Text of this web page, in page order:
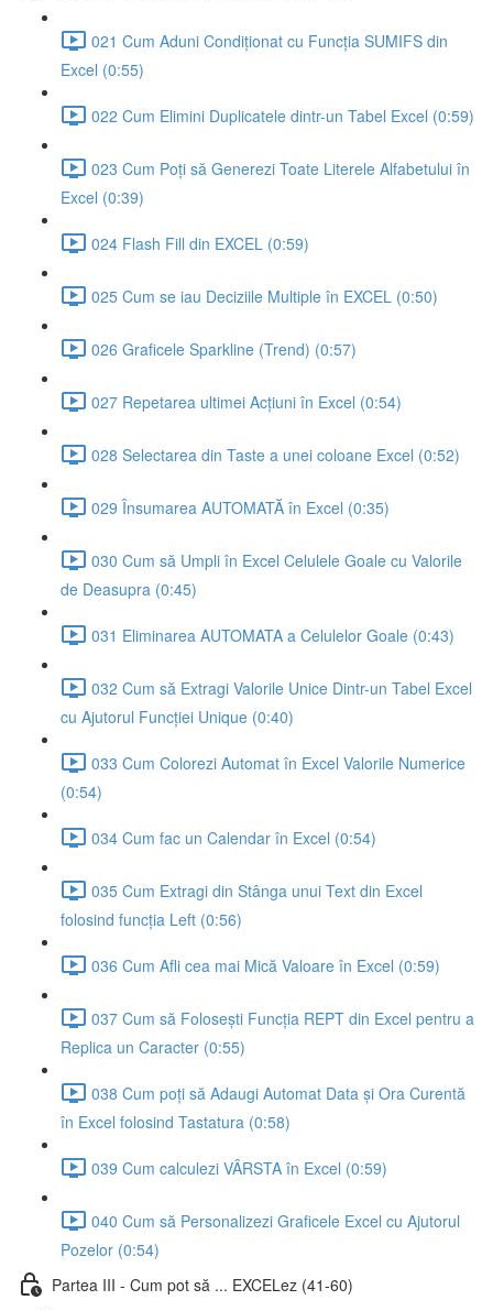
021 Cum Aduni Condiționat cu Funcția SUMIFS din
Excel (0:55)
022 Cum Elimini Duplicatele dintr-un Tabel Excel (0:59)
023 Cum Poți să Generezi Toate Literele Alfabetului în
Excel (0:39)
024 Flash Fill din EXCEL (0:59)
025 Cum se iau Deciziile Multiple în EXCEL (0:50)
026 Graficele Sparkline (Trend) (0:57)
027 Repetarea ultimei Acțiuni în Excel (0:54)
028 Selectarea din Taste a unei coloane Excel (0:52)
029 Însumarea AUTOMATĂ în Excel (0:35)
030 Cum să Umpli în Excel Celulele Goale cu Valorile
de Deasupra (0:45)
031 Eliminarea AUTOMATA a Celulelor Goale (0:43)
032 Cum să Extragi Valorile Unice Dintr-un Tabel Excel
cu Ajutorul Funcției Unique (0:40)
033 Cum Colorezi Automat în Excel Valorile Numerice
(0:54)
034 Cum fac un Calendar în Excel (0:54)
035 Cum Extragi din Stânga unui Text din Excel
folosind funcția Left (0:56)
036 Cum Afli cea mai Mică Valoare în Excel (0:59)
037 Cum să Folosești Funcția REPT din Excel pentru a
Replica un Caracter (0:55)
038 Cum poți să Adaugi Automat Data și Ora Curentă
în Excel folosind Tastatura (0:58)
039 Cum calculezi VÂRSTA în Excel (0:59)
040 Cum să Personalizezi Graficele Excel cu Ajutorul
Pozelor (0:54)
Partea III - Cum pot să ... EXCELez (41-60)